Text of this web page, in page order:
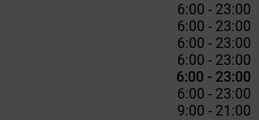
6:00 - 23:00
6:00 - 23:00
6:00 - 23:00
6:00 - 23:00
6:00 - 23:00
6:00 - 23:00
9:00 - 21:00